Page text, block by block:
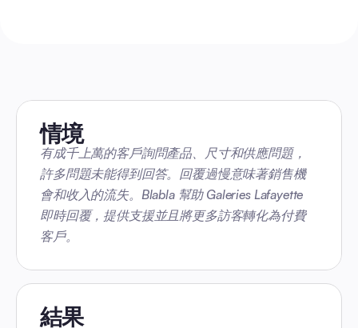
情境
有成千上萬的客戶詢問產品、尺寸和供應問題，
許多問題未能得到回答。回覆過慢意味著銷售機
會和收入的流失。Blabla 幫助 Galeries Lafayette
即時回覆，提供支援並且將更多訪客轉化為付費
客戶。
結果